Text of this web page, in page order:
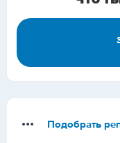
Подобрать